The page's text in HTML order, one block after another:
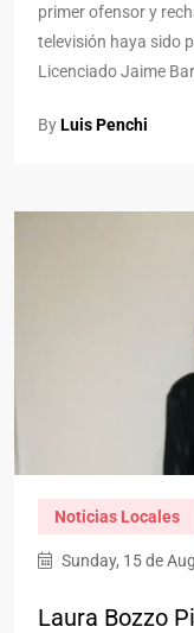
primer ofensor y
televisión haya sido
Licenciado Jaime
ByLuis Penchi
Noticias Locales
Sunday, 15 de
Laura Bozzo